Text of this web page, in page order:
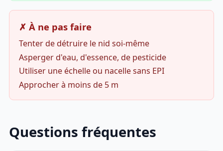
✗ À ne pas faire
Tenter de détruire le nid soi-même
Asperger d'eau, d'essence, de pesticide
Utiliser une échelle ou nacelle sans EPI
Approcher à moins de 5 m
Questions fréquentes